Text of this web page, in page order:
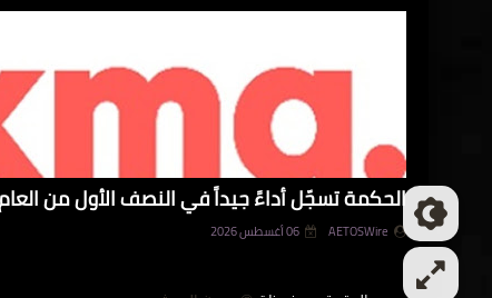
الحكمة تسجّل أداءً جيداً في النصف الأول من
AETOSWire 06 أغسطس 2026